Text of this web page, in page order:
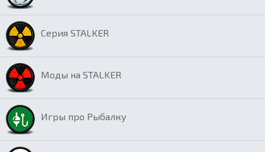
Серия STALKER
Моды на STALKER
Игры про Рыбалку